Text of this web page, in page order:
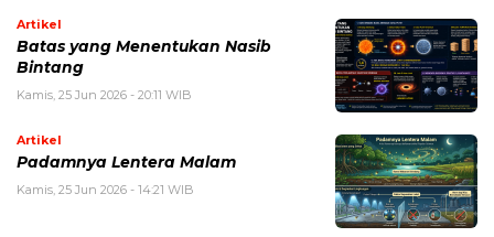
Artikel
Batas yang Menentukan Nasib
Bintang
Kamis, 25 Jun 2026 - 20:11 WIB
Artikel
Padamnya Lentera Malam
Kamis, 25 Jun 2026 - 14:21 WIB